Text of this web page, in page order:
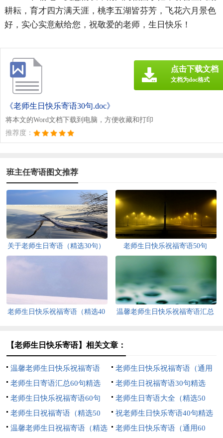
耕耘，育才四方满天涯，桃李五湖皆芬芳，飞花六月景色
好，实心实意献给您，祝敬爱的老师，生日快乐！
《老师生日快乐寄语30句.doc》
将本文的Word文档下载到电脑，方便收藏和打印
推荐度：
点击下载文档
文档为doc格式
班主任寄语图文推荐
关于老师生日寄语（精选30句） 老师生日快乐祝福寄语50句
老师生日快乐祝福寄语（精选40
温馨老师生日快乐祝福寄语汇总
【老师生日快乐寄语】相关文章：
温馨老师生日快乐祝福寄语
（通用30句）
老师生日快乐祝福寄语（通用
30句）
老师生日寄语汇总60句精选
老师生日祝福寄语30句精选
老师生日快乐祝福寄语60句
老师生日寄语大全（精选50
句）
老师生日祝福寄语（精选50
句）
祝老师生日快乐寄语40句精选
温馨老师生日祝福寄语（精选
老师生日快乐寄语（通用60